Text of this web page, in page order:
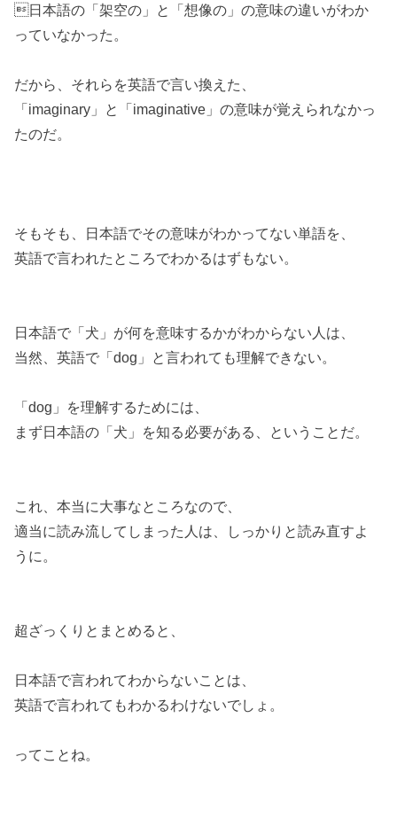
日本語の「架空の」と「想像の」の意味の違いがわか
っていなかった。
だから、それらを英語で言い換えた、
「imaginary」と「imaginative」の意味が覚えられなかっ
たのだ。
そもそも、日本語でその意味がわかってない単語を、
英語で言われたところでわかるはずもない。
日本語で「犬」が何を意味するかがわからない人は、
当然、英語で「dog」と言われても理解できない。
「dog」を理解するためには、
まず日本語の「犬」を知る必要がある、ということだ。
これ、本当に大事なところなので、
適当に読み流してしまった人は、しっかりと読み直すよ
うに。
超ざっくりとまとめると、
日本語で言われてわからないことは、
英語で言われてもわかるわけないでしょ。
ってことね。